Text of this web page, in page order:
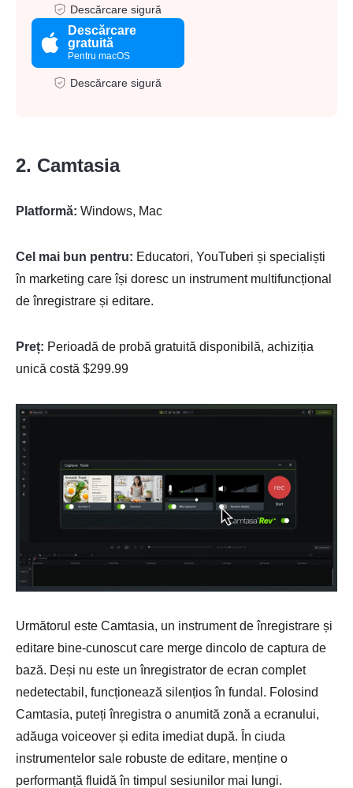
Descărcare sigură
Descărcare
gratuită
Pentru macOS
Descărcare sigură
2. Camtasia
Platformă: Windows, Mac
Cel mai bun pentru: Educatori, YouTuberi și specialiști
în marketing care își doresc un instrument multifuncțional
de înregistrare și editare.
Preț: Perioadă de probă gratuită disponibilă, achiziția
unică costă $299.99
Următorul este Camtasia, un instrument de înregistrare și
editare bine-cunoscut care merge dincolo de captura de
bază. Deși nu este un înregistrator de ecran complet
nedetectabil, funcționează silențios în fundal. Folosind
Camtasia, puteți înregistra o anumită zonă a ecranului,
adăuga voiceover și edita imediat după. În ciuda
instrumentelor sale robuste de editare, menține o
performanță fluidă în timpul sesiunilor mai lungi.